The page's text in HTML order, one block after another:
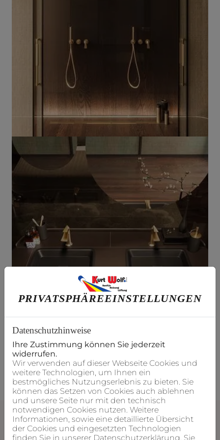
PRIVATSPHÄRE­EINSTELLUNGEN
Datenschutzhinweise
Ihre Zustimmung können Sie jederzeit
widerrufen.
Wir verwenden auf dieser Webseite Cookies und
weitere Technologien, um Ihnen ein
bestmögliches Nutzungserlebnis zu bieten. Sie
können das Setzen von Cookies auch ablehnen
und unsere Seite nur mit den technisch
notwendigen Cookies nutzen. Weitere
Informationen, sowie eine detaillierte Übersicht
der Cookies und eingesetzten Technologien
finden Sie in unserer Datenschutzerklärung. Sie